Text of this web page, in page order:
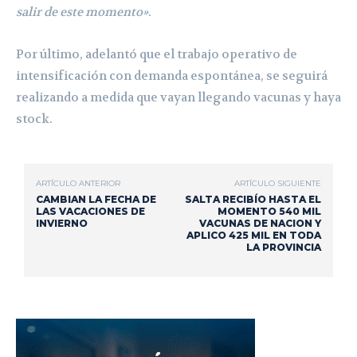
salir de este momento».
Por último, adelantó que el trabajo operativo de
intensificación con demanda espontánea, se seguirá
realizando a medida que vayan llegando vacunas y haya
stock.
ARTÍCULO ANTERIOR
CAMBIAN LA FECHA DE
LAS VACACIONES DE
INVIERNO
ARTÍCULO SIGUIENTE
SALTA RECIBÍO HASTA EL
MOMENTO 540 MIL
VACUNAS DE NACION Y
APLICO 425 MIL EN TODA
LA PROVINCIA